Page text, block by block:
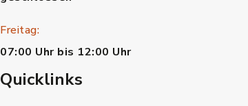
Freitag:
07:00 Uhr bis 12:00 Uhr
Quicklinks